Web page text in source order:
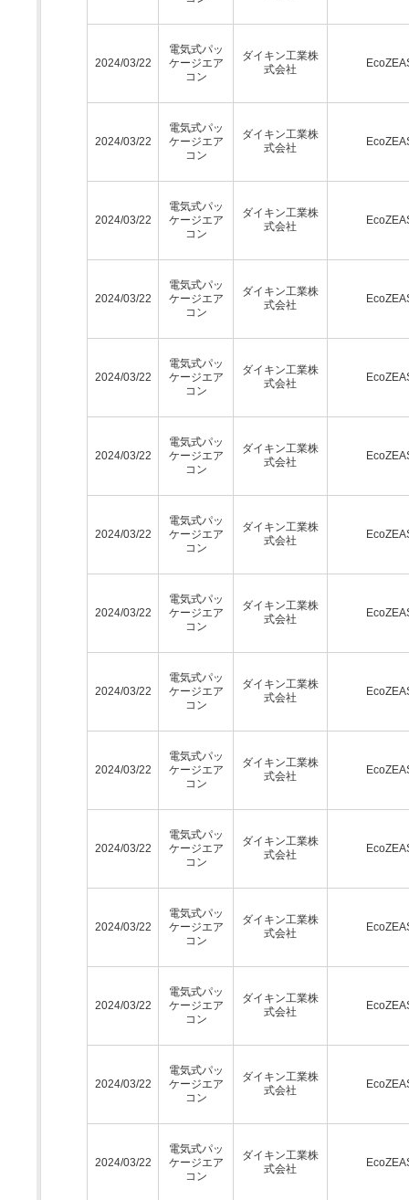
2024/03/22
電気式パッ
ケージエア
コン
ダイキン工業株
式会社
2024/03/22
電気式パッ
ケージエア
コン
ダイキン工業株
式会社
2024/03/22
電気式パッ
ケージエア
コン
ダイキン工業株
式会社
2024/03/22
電気式パッ
ケージエア
コン
ダイキン工業株
式会社
2024/03/22
電気式パッ
ケージエア
コン
ダイキン工業株
式会社
2024/03/22
電気式パッ
ケージエア
コン
ダイキン工業株
式会社
2024/03/22
電気式パッ
ケージエア
コン
ダイキン工業株
式会社
2024/03/22
電気式パッ
ケージエア
コン
ダイキン工業株
式会社
2024/03/22
電気式パッ
ケージエア
コン
ダイキン工業株
式会社
2024/03/22
電気式パッ
ケージエア
コン
ダイキン工業株
式会社
2024/03/22
電気式パッ
ケージエア
コン
ダイキン工業株
式会社
2024/03/22
電気式パッ
ケージエア
コン
ダイキン工業株
式会社
2024/03/22
電気式パッ
ケージエア
コン
ダイキン工業株
式会社
2024/03/22
電気式パッ
ケージエア
コン
ダイキン工業株
式会社
2024/03/22
電気式パッ
ケージエア
コン
ダイキン工業株
式会社